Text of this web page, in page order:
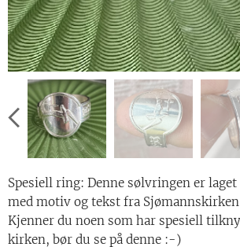
Spesiell ring: Denne sølvringen er
med motiv og tekst fra
Kjenner du noen som har spesiell
kirken, bør du se på denne :-)